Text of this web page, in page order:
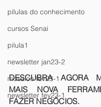
pílulas do conhecimento
cursos Senai
pilula1
newsletter jan23-2
mosaico fev23-1
newsletter fev23-1
DESCUBRA AGORA
MAIS NOVA
FAZER NEGÓCIOS.